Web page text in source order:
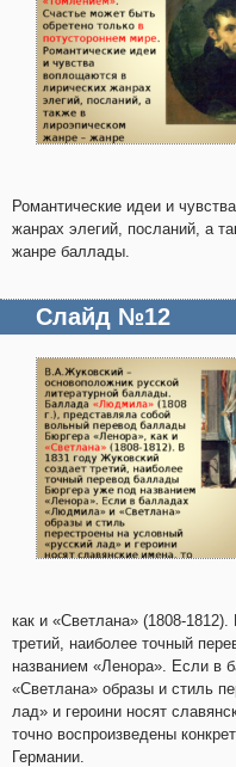
Романтические идеи и
жанрах элегий, посланий, а
жанре баллады.
Слайд №12
как и «Светлана» (1808-
третий, наиболее точный
названием «Ленора». Если в
«Светлана» образы и стиль
лад» и героини носят
точно воспроизведены
Германии.